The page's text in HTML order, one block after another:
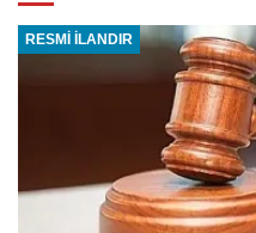
RESMİ İLANDIR